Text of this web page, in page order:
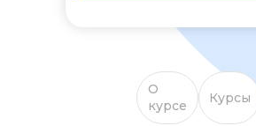
О
курсе
Курсы